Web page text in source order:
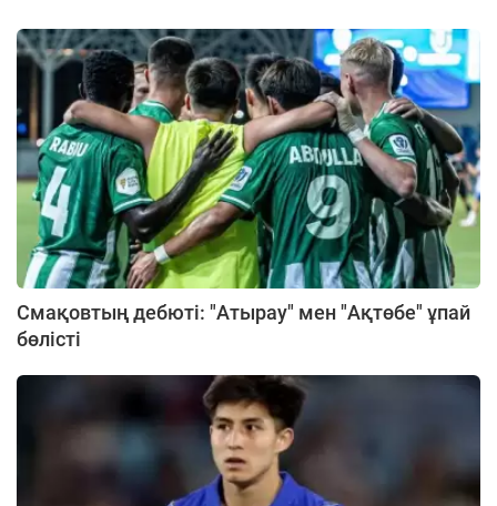
Смақовтың дебюті: "Атырау" мен "Ақтөбе" ұпай
бөлісті